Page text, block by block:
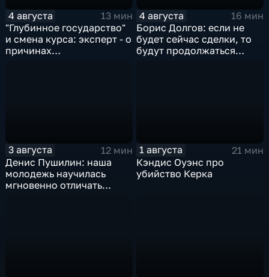
4 августа
13 мин
"Глубинное государство"
и смена курса: эксперт - о
причинах
4 августа
16 мин
Борис Долгов: если не
будет сейчас сделки, то
будут продолжаться
3 августа
12 мин
Денис Пушилин: наша
молодежь научилась
мгновенно отличать
1 августа
21 мин
Кэндис Оуэнс про
убийство Керка